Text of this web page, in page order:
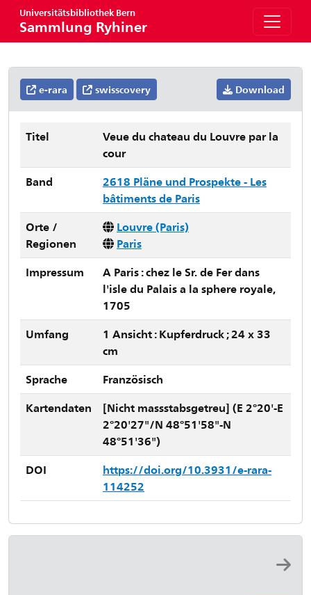
Universitätsbibliothek Bern
Sammlung Ryhiner
e-rara swisscovery Download
Titel
Veue du chateau du Louvre par la
cour
Band
2618 Pläne und Prospekte - Les
bâtiments de Paris
Orte /
Regionen
Louvre (Paris)
Paris
Impressum
A Paris : chez le Sr. de Fer dans
l'isle du Palais a la sphere royale,
1705
Umfang
1 Ansicht : Kupferdruck ; 24 x 33
cm
Sprache
Französisch
Kartendaten
[Nicht massstabsgetreu] (E 2°20'-E
2°20'27"/N 48°51'58"-N
48°51'36")
DOI
https://doi.org/10.3931/e-rara-
114252